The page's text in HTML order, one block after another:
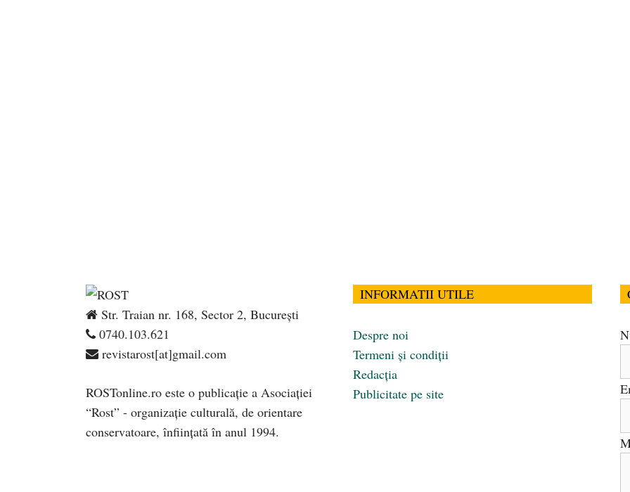
Str. Traian nr. 168, Sector 2, București
0740.103.621
revistarost[at]gmail.com
ROSTonline.ro este o publicaţie a Asociaţiei
“Rost” - organizaţie culturală, de orientare
conservatoare, înfiinţată în anul 1994.
INFORMATII UTILE
Despre noi
Termeni și condiții
Redacția
Publicitate pe site